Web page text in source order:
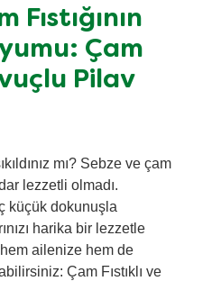
Fıstığının
Çam
Pilav
mı? Sebze ve çam
lezzetli olmadı.
küçük dokunuşla
harika bir lezzetle
ailenize hem de
Çam Fıstıklı ve